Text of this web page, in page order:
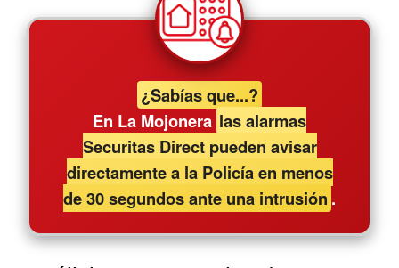
¿Sabías que...?
En La Mojonera las alarmas
Securitas Direct pueden avisar
directamente a la Policía en menos
de 30 segundos ante una intrusión .